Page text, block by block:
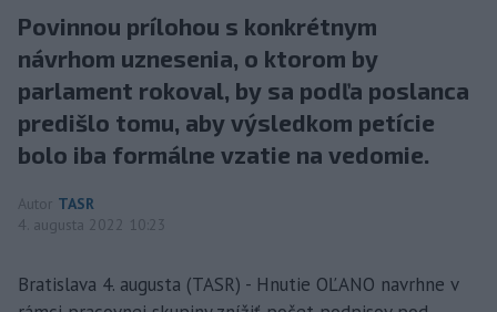
Povinnou prílohou s konkrétnym
návrhom uznesenia, o ktorom by
parlament rokoval, by sa podľa poslanca
predišlo tomu, aby výsledkom petície
bolo iba formálne vzatie na vedomie.
Autor TASR
4. augusta 2022 10:23
Bratislava 4. augusta (TASR) - Hnutie OĽANO navrhne v